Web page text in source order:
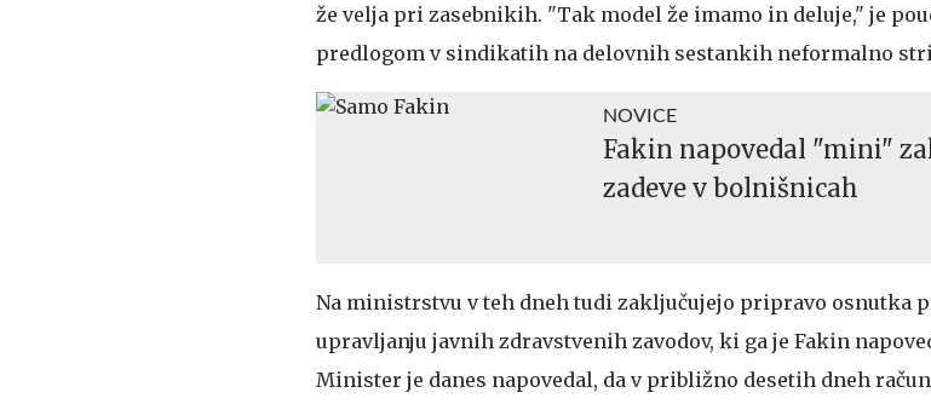
že velja pri zasebnikih. "Tak model že imamo in deluje," je
predlogom v sindikatih na delovnih sestankih neformalno
NOVICE
Fakin napovedal "mini"
zadeve v bolnišnicah
Na ministrstvu v teh dneh tudi zaključujejo pripravo osnutka
upravljanju javnih zdravstvenih zavodov, ki ga je Fakin
Minister je danes napovedal, da v približno desetih dneh